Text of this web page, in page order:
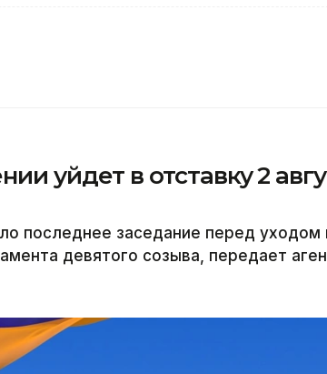
уйдет в отставку 2
последнее заседание перед уходом
девятого созыва, передает